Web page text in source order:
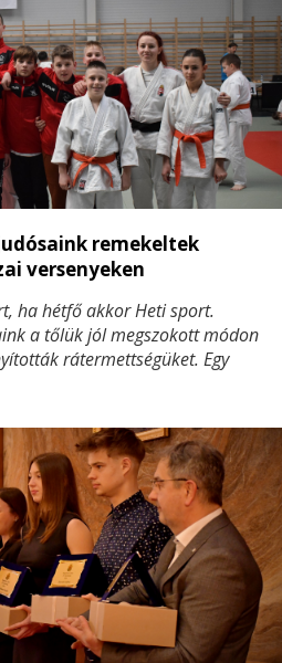
remekeltek
versenyeken
ha hétfő akkor Heti sport.
a tőlük jól megszokott módon
rátermettségüket. Egy
és számos érmet szereztek, ezzel
hírnevét.